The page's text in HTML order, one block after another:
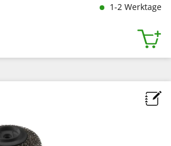
1-2 Werktage